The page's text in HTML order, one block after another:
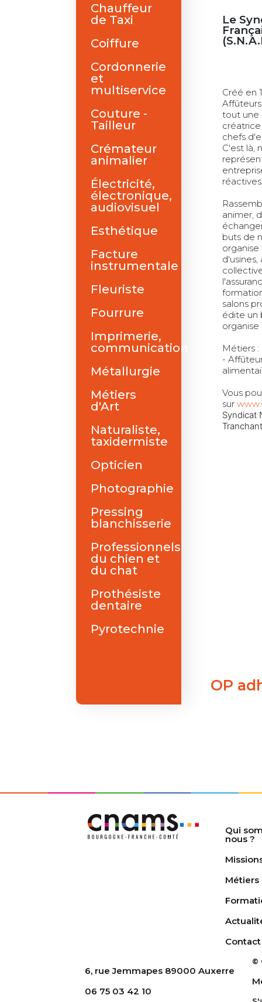
Chauffeur
de Taxi
Coiffure
Cordonnerie
et
multiservice
Couture -
Tailleur
Crémateur
animalier
Électricité,
électronique,
audiovisuel
Esthétique
Facture
instrumentale
Fleuriste
Fourrure
Imprimerie,
communication
Métallurgie
Métiers
d'Art
Naturaliste,
taxidermiste
Opticien
Photographie
Pressing
blanchisserie
Professionnels
du chien et
du chat
Prothésiste
dentaire
Pyrotechnie
Le
Créé en
tout une
chefs
C'est là,
animer,
buts de
organise
salons
édite un
organise
Métiers :
-
Vous
sur
Syndicat
OP
Qui
nous ?
Métiers
Contact
6, rue Jemmapes 89000 Auxerre
06 75 03 42 10
©